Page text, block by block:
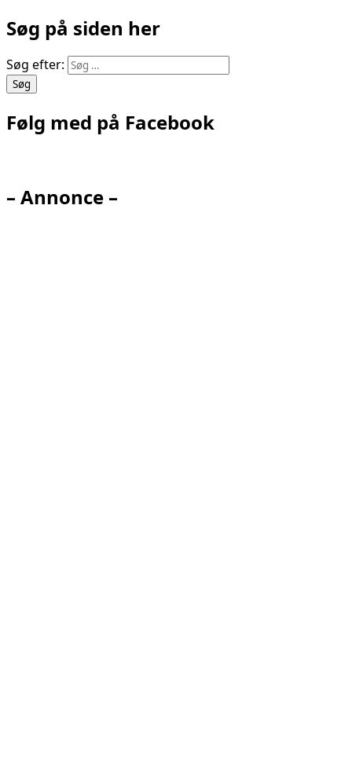
Søg på siden her
Søg efter:
Følg med på Facebook
– Annonce –